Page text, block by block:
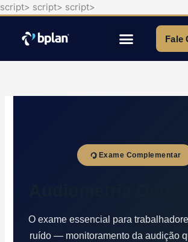
script> script> script>
Fale
Exame Complementar
O exame essencial para
ruído — monitoramento da audição